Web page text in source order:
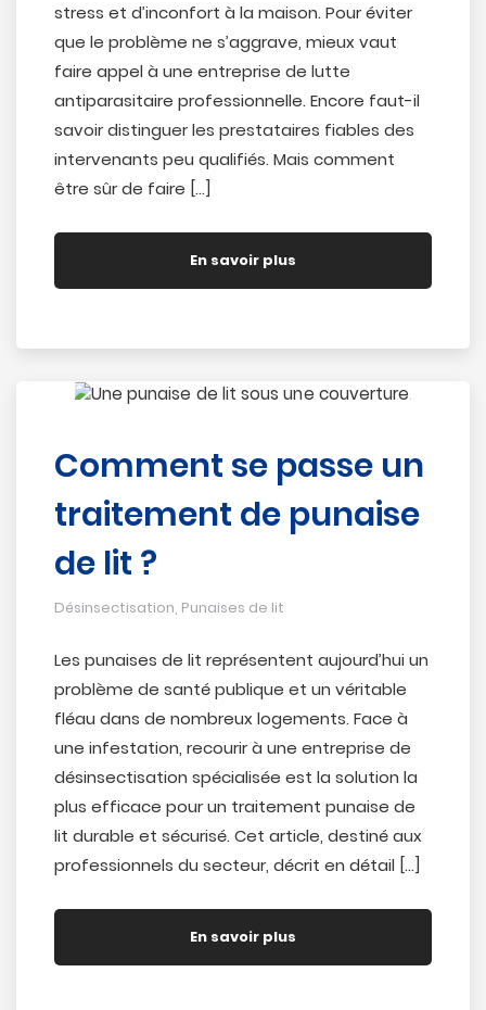
stress et d’inconfort à la maison. Pour éviter
que le problème ne s’aggrave, mieux vaut
faire appel à une entreprise de lutte
antiparasitaire professionnelle. Encore faut-il
savoir distinguer les prestataires fiables des
intervenants peu qualifiés. Mais comment
être sûr de faire […]
En savoir plus
Comment se passe un
traitement de punaise
de lit ?
Désinsectisation, Punaises de lit
Les punaises de lit représentent aujourd’hui un
problème de santé publique et un véritable
fléau dans de nombreux logements. Face à
une infestation, recourir à une entreprise de
désinsectisation spécialisée est la solution la
plus efficace pour un traitement punaise de
lit durable et sécurisé. Cet article, destiné aux
professionnels du secteur, décrit en détail […]
En savoir plus